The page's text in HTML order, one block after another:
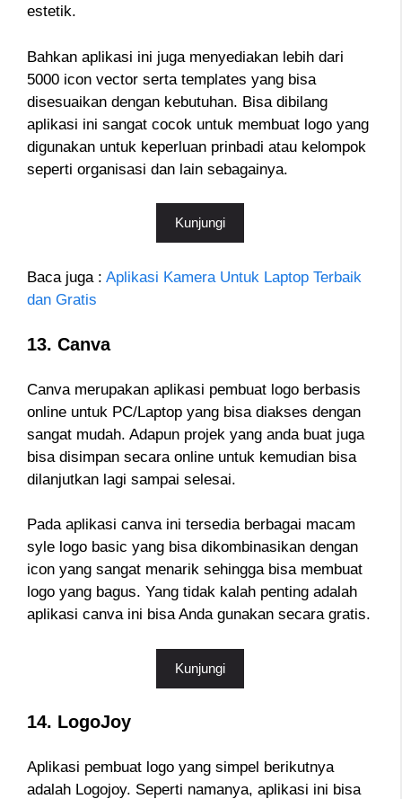
estetik.
Bahkan aplikasi ini juga menyediakan lebih dari
5000 icon vector serta templates yang bisa
disesuaikan dengan kebutuhan. Bisa dibilang
aplikasi ini sangat cocok untuk membuat logo yang
digunakan untuk keperluan prinbadi atau kelompok
seperti organisasi dan lain sebagainya.
Kunjungi
Baca juga : Aplikasi Kamera Untuk Laptop Terbaik
dan Gratis
13. Canva
Canva merupakan aplikasi pembuat logo berbasis
online untuk PC/Laptop yang bisa diakses dengan
sangat mudah. Adapun projek yang anda buat juga
bisa disimpan secara online untuk kemudian bisa
dilanjutkan lagi sampai selesai.
Pada aplikasi canva ini tersedia berbagai macam
syle logo basic yang bisa dikombinasikan dengan
icon yang sangat menarik sehingga bisa membuat
logo yang bagus. Yang tidak kalah penting adalah
aplikasi canva ini bisa Anda gunakan secara gratis.
Kunjungi
14. LogoJoy
Aplikasi pembuat logo yang simpel berikutnya
adalah Logojoy. Seperti namanya, aplikasi ini bisa